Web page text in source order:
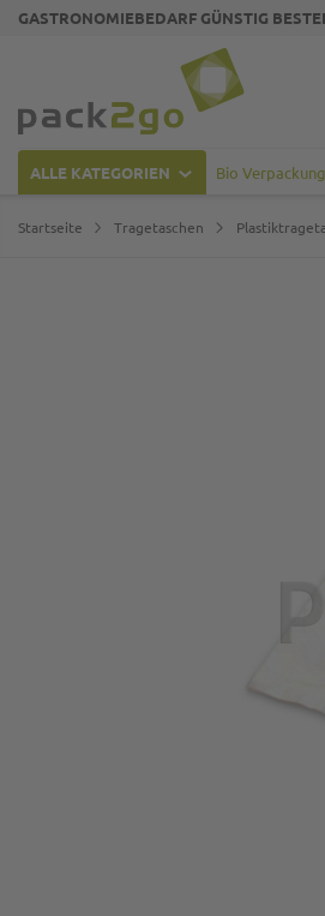
GASTRONOMIEBEDARF GÜNSTIG
ALLE KATEGORIEN Bio
Startseite Tragetaschen